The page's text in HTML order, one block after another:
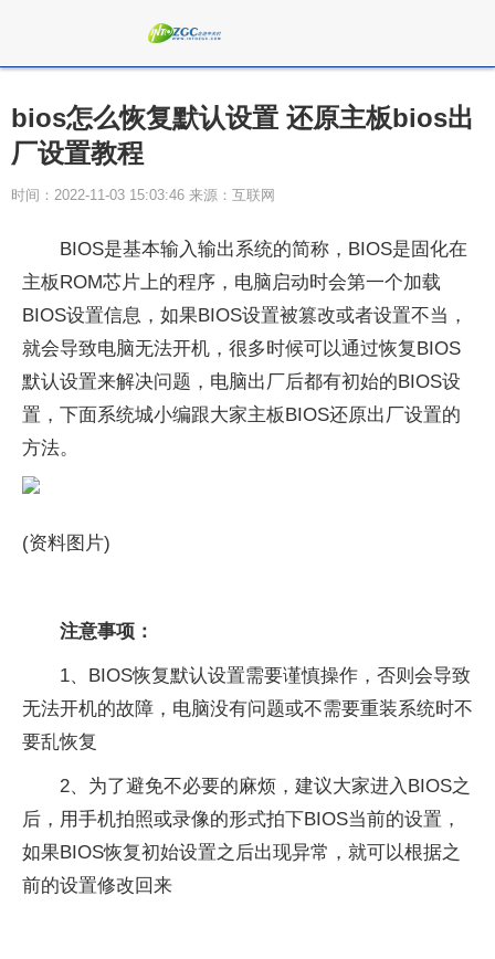
bios怎么恢复默认设置 还原主板bios出
厂设置教程
时间：2022-11-03 15:03:46 来源：互联网
BIOS是基本输入输出系统的简称，BIOS是固化在
主板ROM芯片上的程序，电脑启动时会第一个加载
BIOS设置信息，如果BIOS设置被篡改或者设置不当，
就会导致电脑无法开机，很多时候可以通过恢复BIOS
默认设置来解决问题，电脑出厂后都有初始的BIOS设
置，下面系统城小编跟大家主板BIOS还原出厂设置的
方法。
(资料图片)
注意事项：
1、BIOS恢复默认设置需要谨慎操作，否则会导致
无法开机的故障，电脑没有问题或不需要重装系统时不
要乱恢复
2、为了避免不必要的麻烦，建议大家进入BIOS之
后，用手机拍照或录像的形式拍下BIOS当前的设置，
如果BIOS恢复初始设置之后出现异常，就可以根据之
前的设置修改回来